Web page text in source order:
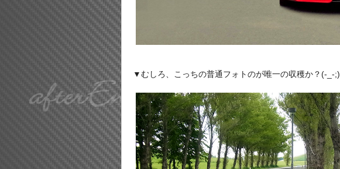
▼むしろ、こっちの普通フォトのが唯一の収穫か？(-_-;)